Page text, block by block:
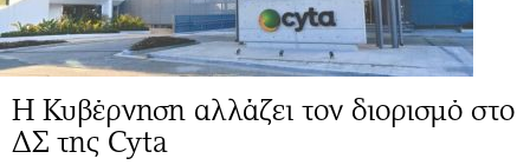
Η Κυβέρνηση αλλάζει τον διορισμό στο
ΔΣ της Cyta